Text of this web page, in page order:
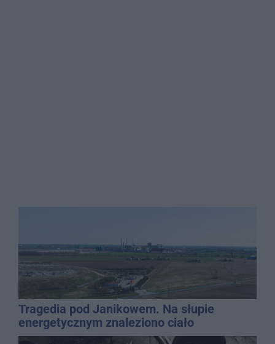
Tragedia pod Janikowem. Na słupie
energetycznym znaleziono ciało
mężczyzny